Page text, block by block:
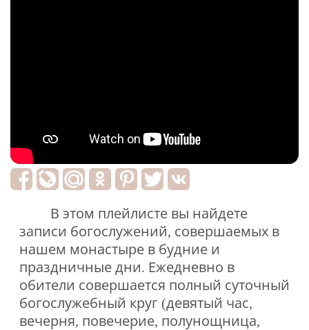
В этом плейлисте вы найдете
записи богослужений, совершаемых в
нашем монастыре в будние и
праздничные дни. Ежедневно в
обители совершается полный суточный
богослужебный круг (девятый час,
вечерня, повечерие, полунощница,